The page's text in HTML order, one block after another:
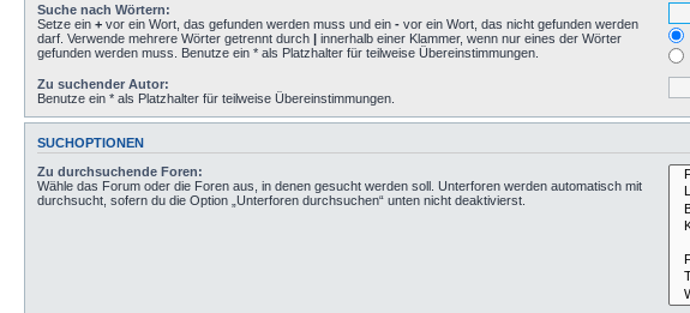
Suche nach Wörtern:
Setze ein + vor ein Wort, das gefunden werden muss und ein - vor ein Wort, das nicht gefunden werden
darf. Verwende mehrere Wörter getrennt durch | innerhalb einer Klammer, wenn nur eines der Wörter
gefunden werden muss. Benutze ein * als Platzhalter für teilweise Übereinstimmungen.
Zu suchender Autor:
Benutze ein * als Platzhalter für teilweise Übereinstimmungen.
SUCHOPTIONEN
Zu durchsuchende Foren:
Wähle das Forum oder die Foren aus, in denen gesucht werden soll. Unterforen werden automatisch mit
durchsucht, sofern du die Option „Unterforen durchsuchen“ unten nicht deaktivierst.